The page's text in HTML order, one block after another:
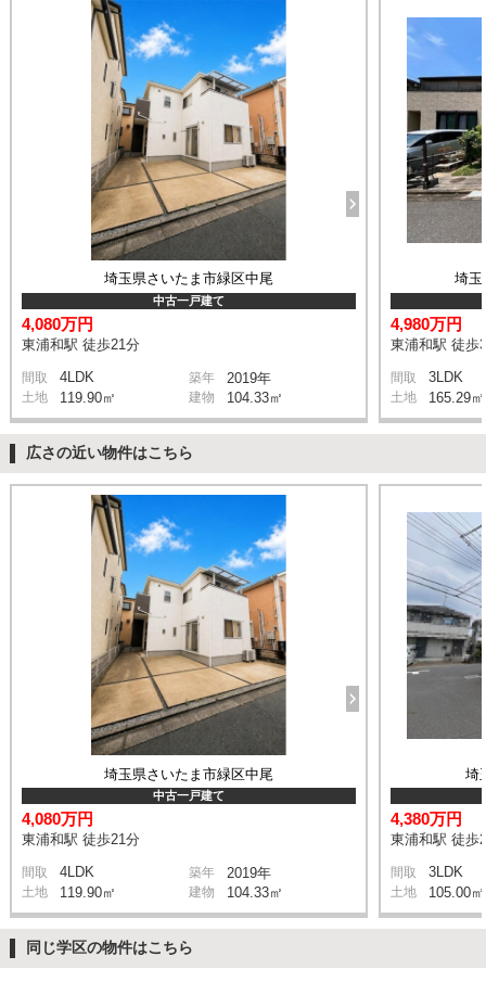
埼玉県さいたま市緑区中尾
中古一戸建て
4,080万円
東浦和駅 徒歩21分
間取 4LDK 築年 2019年
土地 119.90㎡ 建物 104.33㎡
埼玉
4,980万円
東浦和駅 徒歩
間取 3LDK
土地 165.29㎡
広さの近い物件はこちら
埼玉県さいたま市緑区中尾
中古一戸建て
4,080万円
東浦和駅 徒歩21分
間取 4LDK 築年 2019年
土地 119.90㎡ 建物 104.33㎡
埼
4,380万円
東浦和駅 徒歩
間取 3LDK
土地 105.00㎡
同じ学区の物件はこちら